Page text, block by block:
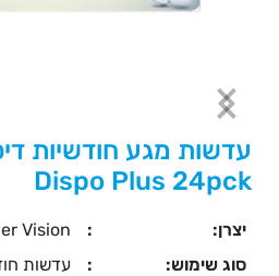
עדשות מגע חודשיות
Dispo Plus 24pck
יצרן: :
Vision
סוג שימוש:
:
עדשות